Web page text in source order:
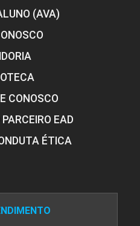
(AVA)
CONOSCO
EAD
ÉTICA